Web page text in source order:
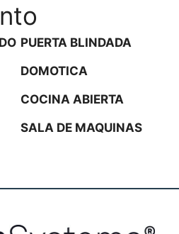
PUERTA BLINDADA
DOMOTICA
COCINA ABIERTA
SALA DE MAQUINAS